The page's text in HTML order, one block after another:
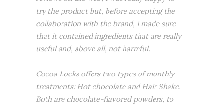
try the product but, before accepting the
collaboration with the brand, I made sure
that it contained ingredients that are really
useful and, above all, not harmful.
Cocoa Locks offers two types of monthly
treatments: Hot chocolate and Hair Shake.
Both are chocolate-flavored powders, to